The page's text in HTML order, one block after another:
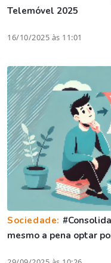
Telemóvel 2025
16/10/2025 às 11:01
Sociedade:
mesmo a pena optar